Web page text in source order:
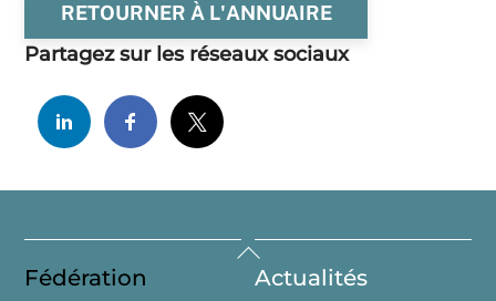
RETOURNER À L'ANNUAIRE
Partagez sur les réseaux sociaux
Back
To
Fédération Actualités